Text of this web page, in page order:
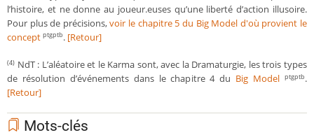
l’histoire, et ne donne au joueur.euses qu’une liberté d’action illusoire.
Pour plus de précisions,voir le chapitre 5 du Big Model d'où provient le
concept ptgptb. [Retour]
(4) NdT : L’aléatoire et le Karma sont, avec la Dramaturgie, les trois types
de résolution d’événements dans le chapitre 4 du Big Model ptgptb.
[Retour]
Mots-clés